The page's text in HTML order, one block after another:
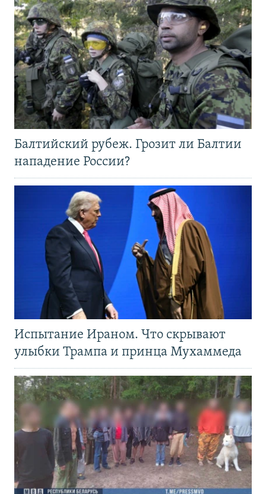
Балтийский рубеж. Грозит ли Балтии
нападение России?
Испытание Ираном. Что скрывают
улыбки Трампа и принца Мухаммеда